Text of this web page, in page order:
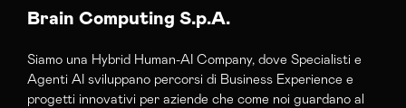
Brain Computing S.p.A.
Siamo una Hybrid Human-AI Company, dove Specialisti e
Agenti AI sviluppano percorsi di Business Experience e
progetti innovativi per aziende che come noi guardano al